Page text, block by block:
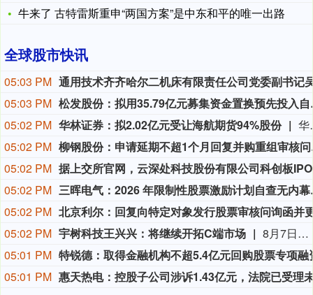
牛来了 古特雷斯重申“两国方案”是中东和平的唯一出路
全球股市快讯
05:03 PM
05:03 PM
松发股
05:02 PM 华林证券：拟2.02亿元受让海航期货94%股份
华林证券公告称，公司第四届董事会第十二
05:02 PM
柳钢
05:02 PM
05:02 PM
三晖电
05:02 PM
05:02 PM 宇树科技王兴兴：将继续开拓C端市场
8月7日下午，宇树科技董事长、总经理兼首席技术官王兴兴在网上路演时表示，公司一直重视C端市场。已在京东、天猫、亚马逊等境内外电商平台开设线上门店，并在北京、上海等地开设线下体验店，后续公司也将继续开拓C端市场。公司未来的销售情况请关注公司后续披露的定期报告和其他公告文件。
05:01 PM
05:01 PM